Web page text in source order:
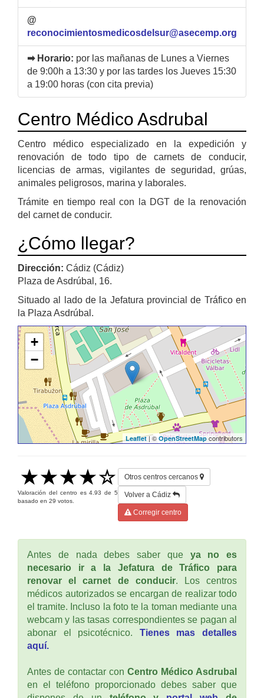
@
reconocimientosmedicosdelsur@asecemp.org
➡ Horario: por las mañanas de Lunes a Viernes
de 9:00h a 13:30 y por las tardes los Jueves 15:30
a 19:00 horas (con cita previa)
Centro Médico Asdrubal
Centro médico especializado en la expedición y
renovación de todo tipo de carnets de conducir,
licencias de armas, vigilantes de seguridad, grúas,
animales peligrosos, marina y laborales.
Trámite en tiempo real con la DGT de la renovación
del carnet de conducir.
¿Cómo llegar?
Dirección: Cádiz (Cádiz)
Plaza de Asdrúbal, 16.
Situado al lado de la Jefatura provincial de Tráfico en
la Plaza Asdrúbal.
+
−
Leaflet| © OpenStreetMapcontributors
Valoración del centro es4.93 de5
basado en 29 votos.
Otros centros cercanos
Volver a Cádiz
Corregir centro
Antes de nada debes saber que ya no es
necesario ir a la Jefatura de Tráfico para
renovar el carnet de conducir. Los centros
médicos autorizados se encargan de realizar todo
el tramite. Incluso la foto te la toman mediante una
webcam y las tasas correspondientes se pagan al
abonar el psicotécnico. Tienes mas detalles
aquí.
Antes de contactar con Centro Médico Asdrubal
en el teléfono proporcionado debes saber que